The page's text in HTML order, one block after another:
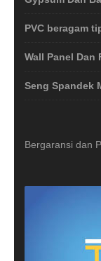
PVC beragam
Wall Panel
Seng Spandek
Bergaransi dan